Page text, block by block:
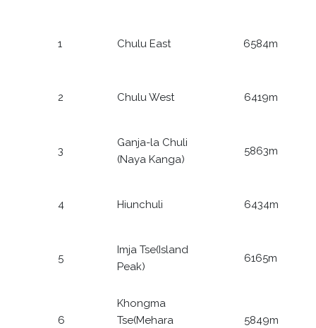
1 Chulu East 6584m
2 Chulu West 6419m
3
Ganja-la Chuli
(Naya Kanga)
5863m
4 Hiunchuli 6434m
5
Imja Tse(Island
Peak)
6165m
6
Khongma
Tse(Mehara
5849m